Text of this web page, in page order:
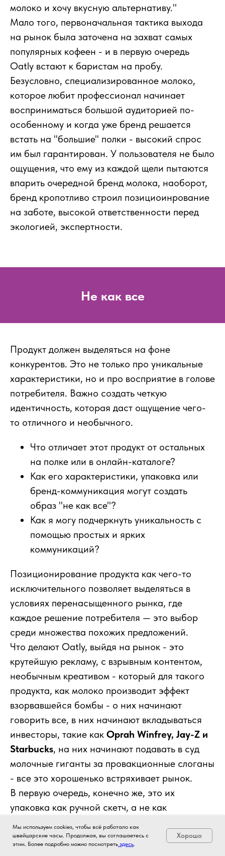
молоко и хочу вкусную альтернативу."
Мало того, первоначальная тактика выхода
на рынок была заточена на захват самых
популярных кофеен - и в первую очередь
Oatly встают к баристам на пробу.
Безусловно, специализированное молоко,
которое любит профессионал начинает
восприниматься большой аудиторией по-
особенному и когда уже бренд решается
встать на "большие" полки - высокий спрос
им был гарантирован. У пользователя не было
ощущения, что ему из каждой щели пытаются
впарить очередной бренд молока, наоборот,
бренд кропотливо строил позициоинрование
на заботе, высокой ответственности перед
экологией, экспертности.
Не как все
Продукт должен выделяться на фоне
конкурентов. Это не только про уникальные
характеристики, но и про восприятие в голове
потребителя. Важно создать четкую
идентичность, которая даст ощущение чего-
то отличного и необычного.
Что отличает этот продукт от остальных
на полке или в онлайн-каталоге?
Как его характеристики, упаковка или
бренд-коммуникация могут создать
образ "не как все"?
Как я могу подчеркнуть уникальность с
помощью простых и ярких
коммуникаций?
Позиционирование продукта как чего-то
исключительного позволяет выделяться в
условиях перенасыщенного рынка, где
каждое решение потребителя — это выбор
среди множества похожих предложений.
Что делают Oatly, выйдя на рынок - это
крутейшую рекламу, с взрывным контентом,
необычным креативом - который для такого
продукта, как молоко производит эффект
взорвавшейся бомбы - о них начинают
говорить все, в них начинают вкладываться
инвесторы, такие как Oprah Winfrey, Jay-Z и
Starbucks, на них начинают подавать в суд
молочные гиганты за провакционные слоганы
- все это хорошенько встряхивает рынок.
В первую очередь, конечно же, это их
упаковка как ручной скетч, а не как
стандартная чистая "эко-белая" молочная
айдентика. На упаковке пишут "No milk. No
soy. No badness" (Без молока. Без сои. Без
Мы используем cookies, чтобы всё работало как
швейцарские часы. Продолжая, вы соглашаетесь с
этим. Более подробно можно посмотреть здесь.
Хорошо